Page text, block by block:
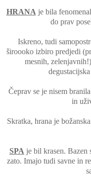
HRANA je bila
do prav
Iskreno, tudi
široooko izbiro predjedi
mesnih,
Čeprav se je nisem
in
Skratka, hrana je
SPA je bil krasen. Bazen
zato. Imajo tudi savne in